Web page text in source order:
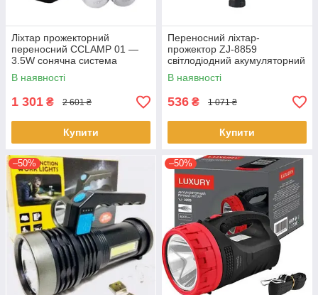
Ліхтар прожекторний
переносний CCLAMP 01 —
3.5W сонячна система
освітлення із сонячною
панеллю Чорний із
салатовим
В наявності
1 301 ₴ 2 601 ₴
Купити
Переносний ліхтар-
прожектор ZJ-8859
світлодіодний акумуляторний
ручний підвісний ліхтар із
магнітом і гачком
В наявності
536 ₴ 1 071 ₴
Купити
–50% –50%